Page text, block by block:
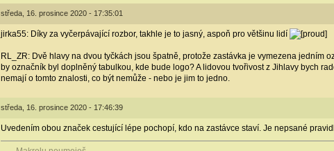
středa, 16. prosince 2020 - 17:35:01
jirka55: Díky za vyčerpávající rozbor, takhle je to jasný, aspoň pro většinu lidí
RL_ZR: Dvě hlavy na dvou tyčkách jsou špatně, protože zastávka je vymezena jedním
by označník byl doplněný tabulkou, kde bude logo? A lidovou tvořivost z Jihlavy bych
nemají o tomto znalosti, co být nemůže - nebo je jim to jedno.
středa, 16. prosince 2020 - 17:46:39
Uvedením obou značek cestující lépe pochopí, kdo na zastávce staví. Je nepsané